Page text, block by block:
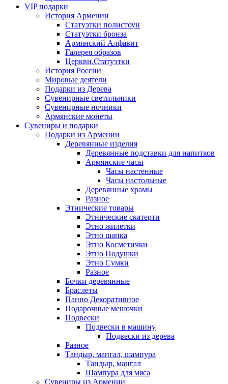
VIP подарки
История Армении
Статуэтки полистоун
Статуэтки бронза
Армянский Алфавит
Галерея образов
Церкви.Статуэтки
История России
Мировые деятели
Подарки из Дерева
Сувенирные светильники
Сувенирные ночники
Армянские монеты
Сувениры и подарки
Подарки из Армении
Деревянные изделия
Деревянные подставки для напитков
Армянские часы
Часы настенные
Часы настольные
Деревянные храмы
Разное
Этнические товары
Этнические скатерти
Этно жилетки
Этно шапка
Этно Косметички
Этно Подушки
Этно Сумки
Разное
Бочки деревянные
Браслеты
Панно Декоративное
Подарочные мешочки
Подвески
Подвески в машину
Подвески из дерева
Разное
Тандыр, мангал, шампура
Тандыр, мангал
Шампура для мяса
Сувениры из Армении